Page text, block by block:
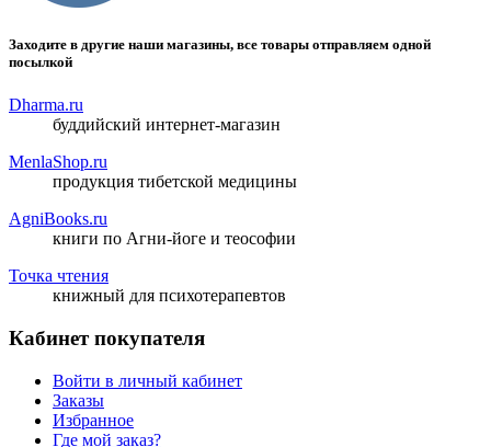
Заходите в другие наши магазины, все товары отправляем одной
посылкой
Dharma.ru
буддийский интернет-магазин
MenlaShop.ru
продукция тибетской медицины
AgniBooks.ru
книги по Агни-йоге и теософии
Точка чтения
книжный для психотерапевтов
Кабинет покупателя
Войти в личный кабинет
Заказы
Избранное
Где мой заказ?